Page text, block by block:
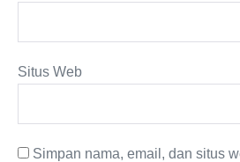
Situs Web
Simpan nama, email, dan situs